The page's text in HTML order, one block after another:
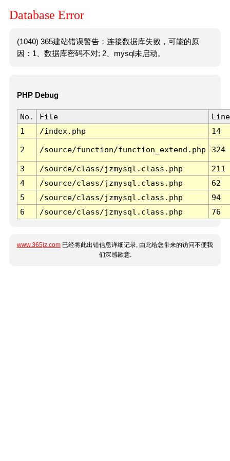
Database Error
(1040) 365建站错误警告：连接数据库失败，可能的原
因：1、数据库密码不对; 2、mysql未启动。
PHP Debug
No. File
Line
1
/index.php 14
2 /source/function/function_extend.php 324
3 /source/class/jzmysql.class.php
211
4
/source/class/jzmysql.class.php
62
5
/source/class/jzmysql.class.php
94
6
/source/class/jzmysql.class.php 76
www.365jz.com 已经将此出错信息详细记录, 由此给您带来的访问不便我
们深感歉意.